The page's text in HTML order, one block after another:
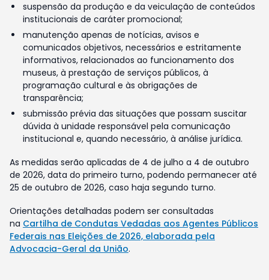
suspensão da produção e da veiculação de conteúdos
institucionais de caráter promocional;
manutenção apenas de notícias, avisos e
comunicados objetivos, necessários e estritamente
informativos, relacionados ao funcionamento dos
museus, à prestação de serviços públicos, à
programação cultural e às obrigações de
transparência;
submissão prévia das situações que possam suscitar
dúvida à unidade responsável pela comunicação
institucional e, quando necessário, à análise jurídica.
As medidas serão aplicadas de 4 de julho a 4 de outubro
de 2026, data do primeiro turno, podendo permanecer até
25 de outubro de 2026, caso haja segundo turno.
Orientações detalhadas podem ser consultadas
na Cartilha de Condutas Vedadas aos Agentes Públicos
Federais nas Eleições de 2026, elaborada pela
Advocacia-Geral da União.